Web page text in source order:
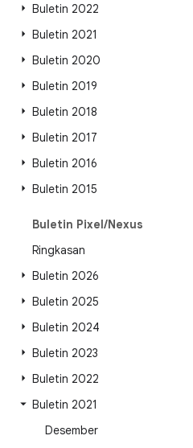
Buletin 2022
Buletin 2021
Buletin 2020
Buletin 2019
Buletin 2018
Buletin 2017
Buletin 2016
Buletin 2015
Buletin Pixel/Nexus
Ringkasan
Buletin 2026
Buletin 2025
Buletin 2024
Buletin 2023
Buletin 2022
Buletin 2021
Desember